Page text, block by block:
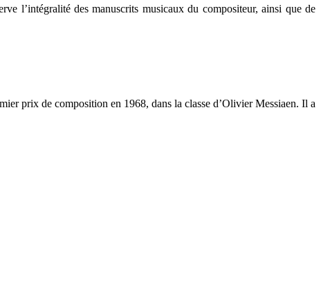
l’intégralité des manuscrits musicaux du compositeur, ainsi que de
prix de composition en 1968, dans la classe d’Olivier Messiaen. Il a